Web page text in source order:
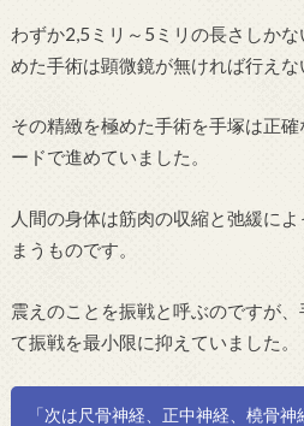
わずか2,5ミリ～5ミリの長さしか
めた手術は顕微鏡が無ければ行えな
その精緻を極めた手術を手塚は正
ードで進めていました。
人間の身体は筋肉の収縮と弛緩に
まうものです。
震えのことを振戦と呼ぶのですが、
て振戦を最小限に抑えていました。
「次は尺骨神経、正中神経、橈骨神